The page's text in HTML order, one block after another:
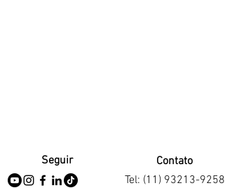
Seguir
Contato
Tel: (11) 93213-9258